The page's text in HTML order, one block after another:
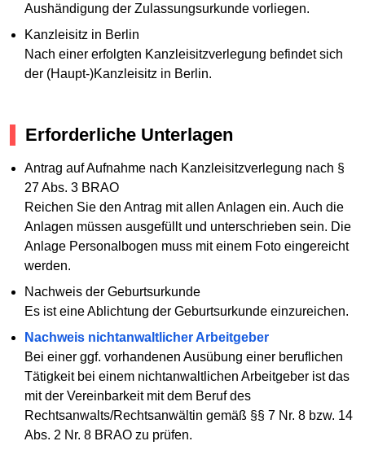
Aushändigung der Zulassungsurkunde vorliegen.
Kanzleisitz in Berlin
Nach einer erfolgten Kanzleisitzverlegung befindet sich
der (Haupt-)Kanzleisitz in Berlin.
Erforderliche Unterlagen
Antrag auf Aufnahme nach Kanzleisitzverlegung nach §
27 Abs. 3 BRAO
Reichen Sie den Antrag mit allen Anlagen ein. Auch die
Anlagen müssen ausgefüllt und unterschrieben sein. Die
Anlage Personalbogen muss mit einem Foto eingereicht
werden.
Nachweis der Geburtsurkunde
Es ist eine Ablichtung der Geburtsurkunde einzureichen.
Nachweis nichtanwaltlicher Arbeitgeber
Bei einer ggf. vorhandenen Ausübung einer beruflichen
Tätigkeit bei einem nichtanwaltlichen Arbeitgeber ist das
mit der Vereinbarkeit mit dem Beruf des
Rechtsanwalts/Rechtsanwältin gemäß §§ 7 Nr. 8 bzw. 14
Abs. 2 Nr. 8 BRAO zu prüfen.